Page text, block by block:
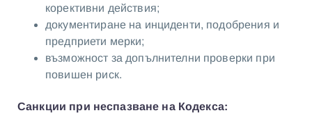
корективни действия;
документиране на инциденти, подобрения и
предприети мерки;
възможност за допълнителни проверки при
повишен риск.
Санкции при неспазване на Кодекса: